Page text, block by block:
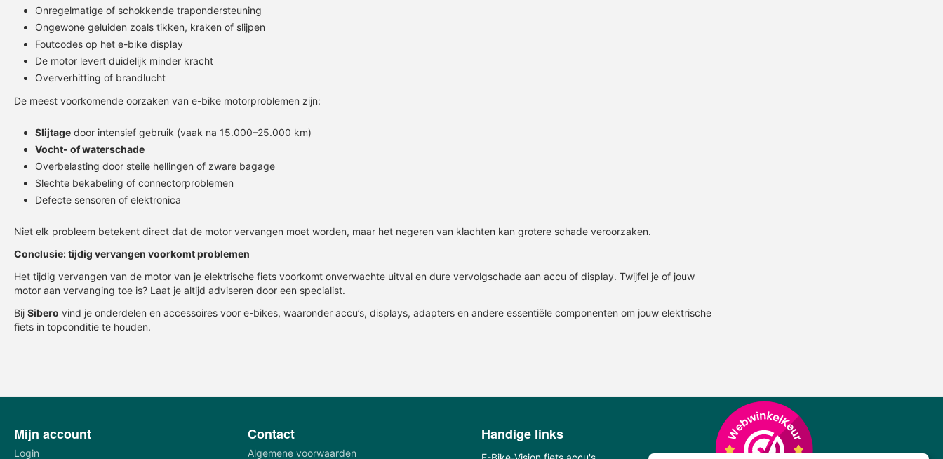
Onregelmatige of schokkende trapondersteuning
Ongewone geluiden zoals tikken, kraken of slijpen
Foutcodes op het e-bike display
De motor levert duidelijk minder kracht
Oververhitting of brandlucht
De meest voorkomende oorzaken van e-bike motorproblemen zijn:
Slijtage door intensief gebruik (vaak na 15.000–25.000 km)
Vocht- of waterschade
Overbelasting door steile hellingen of zware bagage
Slechte bekabeling of connectorproblemen
Defecte sensoren of elektronica
Niet elk probleem betekent direct dat de motor vervangen moet worden, maar het negeren van klachten kan grotere schade veroorzaken.
Conclusie: tijdig vervangen voorkomt problemen
Het tijdig vervangen van de motor van je elektrische fiets voorkomt onverwachte uitval en dure vervolgschade aan accu of display. Twijfel je of jouw
motor aan vervanging toe is? Laat je altijd adviseren door een specialist.
Bij Sibero vind je onderdelen en accessoires voor e-bikes, waaronder accu’s, displays, adapters en andere essentiële componenten om jouw elektrische
fiets in topconditie te houden.
Mijn account
Login
Contact
Algemene voorwaarden
Handige links